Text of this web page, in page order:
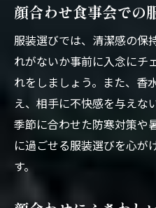
顔合わせ食事会での
服装選びでは、清潔感の保
れがないか事前に入念にチ
れをしましょう。また、香
え、相手に不快感を与えな
季節に合わせた防寒対策や
に過ごせる服装選びを心が
す。